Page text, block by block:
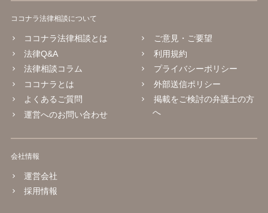
ココナラ法律相談について
ココナラ法律相談とは
法律Q&A
法律相談コラム
ココナラとは
よくあるご質問
運営へのお問い合わせ
ご意見・ご要望
利用規約
プライバシーポリシー
外部送信ポリシー
掲載をご検討の弁護士の方
へ
会社情報
運営会社
採用情報